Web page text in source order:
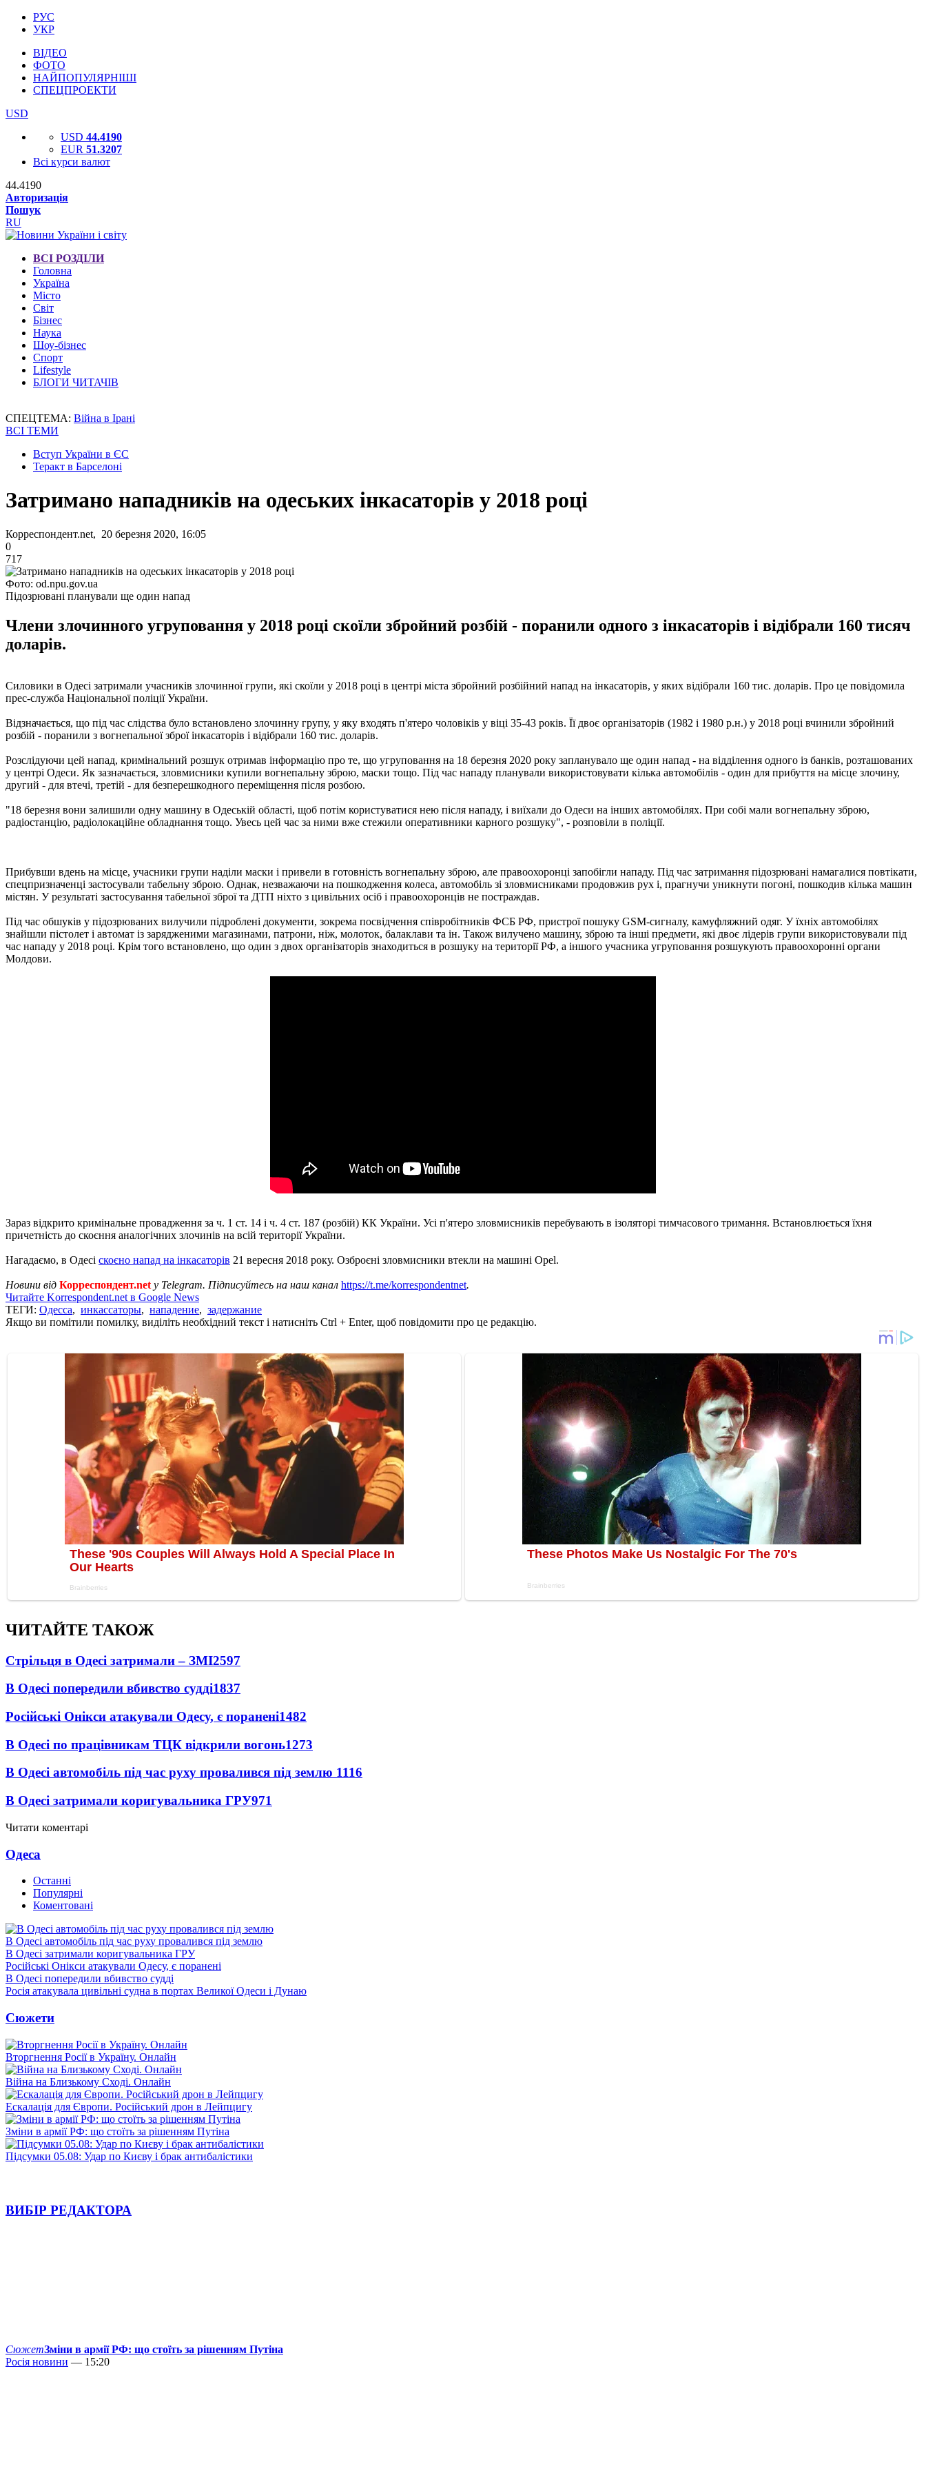
РУС
УКР
ВІДЕО
ФОТО
НАЙПОПУЛЯРНІШІ
СПЕЦПРОЕКТИ
USD
USD 44.4190
EUR 51.3207
Всі курси валют
44.4190
Авторизація
Пошук
RU
ВСІ РОЗДІЛИ
Головна
Україна
Місто
Світ
Бізнес
Наука
Шоу-бізнес
Спорт
Lifestyle
БЛОГИ ЧИТАЧІВ
СПЕЦТЕМА: Війна в Ірані
ВСІ ТЕМИ
Вступ України в ЄС
Теракт в Барселоні
Затримано нападників на одеських інкасаторів у 2018 році
Корреспондент.net, 20 березня 2020, 16:05
0
717
Фото: od.npu.gov.ua
Підозрювані планували ще один напад
Члени злочинного угруповання у 2018 році скоїли збройний розбій - поранили одного з інкасаторів і відібрали 160 тисяч
доларів.
Силовики в Одесі затримали учасників злочинної групи, які скоїли у 2018 році в центрі міста збройний розбійний напад на інкасаторів, у яких відібрали 160 тис. доларів. Про це повідомила
прес-служба Національної поліції України.
Відзначається, що під час слідства було встановлено злочинну групу, у яку входять п'ятеро чоловіків у віці 35-43 років. Її двоє організаторів (1982 і 1980 р.н.) у 2018 році вчинили збройний
розбій - поранили з вогнепальної зброї інкасаторів і відібрали 160 тис. доларів.
Розслідуючи цей напад, кримінальний розшук отримав інформацію про те, що угруповання на 18 березня 2020 року запланувало ще один напад - на відділення одного із банків, розташованих
у центрі Одеси. Як зазначається, зловмисники купили вогнепальну зброю, маски тощо. Під час нападу планували використовувати кілька автомобілів - один для прибуття на місце злочину,
другий - для втечі, третій - для безперешкодного переміщення після розбою.
"18 березня вони залишили одну машину в Одеській області, щоб потім користуватися нею після нападу, і виїхали до Одеси на інших автомобілях. При собі мали вогнепальну зброю,
радіостанцію, радіолокаційне обладнання тощо. Увесь цей час за ними вже стежили оперативники карного розшуку", - розповіли в поліції.
Прибувши вдень ​​на місце, учасники групи наділи маски і привели в готовність вогнепальну зброю, але правоохоронці запобігли нападу. Під час затримання підозрювані намагалися повтікати,
спецпризначенці застосували табельну зброю. Однак, незважаючи на пошкодження колеса, автомобіль зі зловмисниками продовжив рух і, прагнучи уникнути погоні, пошкодив кілька машин
містян. У результаті застосування табельної зброї та ДТП ніхто з цивільних осіб і правоохоронців не постраждав.
Під час обшуків у підозрюваних вилучили підроблені документи, зокрема посвідчення співробітників ФСБ РФ, пристрої пошуку GSM-сигналу, камуфляжний одяг. У їхніх автомобілях
знайшли пістолет і автомат із зарядженими магазинами, патрони, ніж, молоток, балаклави та ін. Також вилучено машину, зброю та інші предмети, які двоє лідерів групи використовували під
час нападу у 2018 році. Крім того встановлено, що один з двох організаторів знаходиться в розшуку на території РФ, а іншого учасника угруповання розшукують правоохоронні органи
Молдови.
Зараз відкрито кримінальне провадження за ч. 1 ст. 14 і ч. 4 ст. 187 (розбій) КК України. Усі п'ятеро зловмисників перебувають в ізоляторі тимчасового тримання. Встановлюється їхня
причетність до скоєння аналогічних злочинів на всій території України.
Нагадаємо, в Одесі скоєно напад на інкасаторів 21 вересня 2018 року. Озброєні зловмисники втекли на машині Opel.
Новини від Корреспондент.net у Telegram. Підписуйтесь на наш канал https://t.me/korrespondentnet.
Читайте Korrespondent.net в Google News
ТЕГИ: Одесса, инкассаторы, нападение, задержание
Якщо ви помітили помилку, виділіть необхідний текст і натисніть Ctrl + Enter, щоб повідомити про це редакцію.
ЧИТАЙТЕ ТАКОЖ
Стрільця в Одесі затримали – ЗМІ2597
В Одесі попередили вбивство судді1837
Російські Онікси атакували Одесу, є поранені1482
В Одесі по працівникам ТЦК відкрили вогонь1273
В Одесі автомобіль під час руху провалився під землю 1116
В Одесі затримали коригувальника ГРУ971
Читати коментарі
Одеса
Останні
Популярні
Коментовані
В Одесі автомобіль під час руху провалився під землю
В Одесі затримали коригувальника ГРУ
Російські Онікси атакували Одесу, є поранені
В Одесі попередили вбивство судді
Росія атакувала цивільні судна в портах Великої Одеси і Дунаю
Сюжети
Вторгнення Росії в Україну. Онлайн
Війна на Близькому Сході. Онлайн
Ескалація для Європи. Російський дрон в Лейпцигу
Зміни в армії РФ: що стоїть за рішенням Путіна
Підсумки 05.08: Удар по Києву і брак антибалістики
ВИБІР РЕДАКТОРА
СюжетЗміни в армії РФ: що стоїть за рішенням Путіна
Росія новини — 15:20